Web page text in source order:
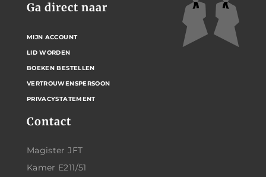
Contact
Magister JFT
Kamer E211/51
Ga direct naar
MIJN ACCOUNT
LID WORDEN
BOEKEN BESTELLEN
VERTROUWENSPERSOON
PRIVACYSTATEMENT